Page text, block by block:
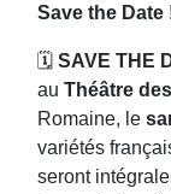
Save the Date
🗓️ SAVE THE
au Théâtre
Romaine, le
variétés
seront